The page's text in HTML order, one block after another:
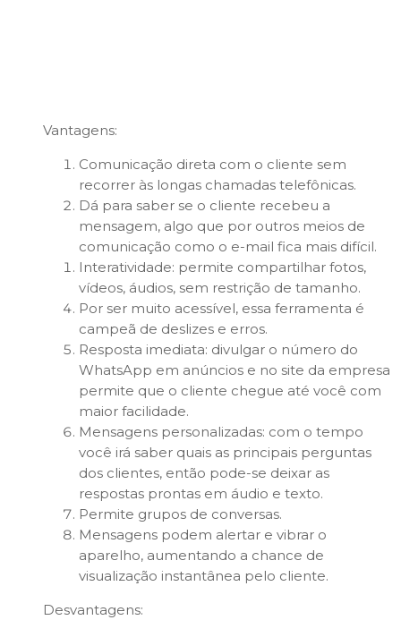
Vantagens:
Comunicação direta com o cliente sem
recorrer às longas chamadas telefônicas.
Dá para saber se o cliente recebeu a
mensagem, algo que por outros meios de
comunicação como o e-mail fica mais difícil.
Interatividade: permite compartilhar fotos,
vídeos, áudios, sem restrição de tamanho.
Por ser muito acessível, essa ferramenta é
campeã de deslizes e erros.
Resposta imediata: divulgar o número do
WhatsApp em anúncios e no site da empresa
permite que o cliente chegue até você com
maior facilidade.
Mensagens personalizadas: com o tempo
você irá saber quais as principais perguntas
dos clientes, então pode-se deixar as
respostas prontas em áudio e texto.
Permite grupos de conversas.
Mensagens podem alertar e vibrar o
aparelho, aumentando a chance de
visualização instantânea pelo cliente.
Desvantagens: